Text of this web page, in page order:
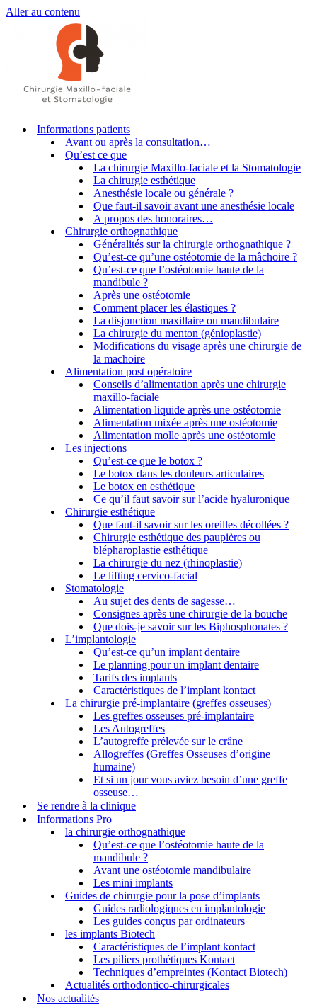
Aller au contenu
Informations patients
Avant ou après la consultation…
Qu’est ce que
La chirurgie Maxillo-faciale et la Stomatologie
La chirurgie esthétique
Anesthésie locale ou générale ?
Que faut-il savoir avant une anesthésie locale
A propos des honoraires…
Chirurgie orthognathique
Généralités sur la chirurgie orthognathique ?
Qu’est-ce qu’une ostéotomie de la mâchoire ?
Qu’est-ce que l’ostéotomie haute de la
mandibule ?
Après une ostéotomie
Comment placer les élastiques ?
La disjonction maxillaire ou mandibulaire
La chirurgie du menton (génioplastie)
Modifications du visage après une chirurgie de
la machoire
Alimentation post opératoire
Conseils d’alimentation après une chirurgie
maxillo-faciale
Alimentation liquide après une ostéotomie
Alimentation mixée après une ostéotomie
Alimentation molle après une ostéotomie
Les injections
Qu’est-ce que le botox ?
Le botox dans les douleurs articulaires
Le botox en esthétique
Ce qu’il faut savoir sur l’acide hyaluronique
Chirurgie esthétique
Que faut-il savoir sur les oreilles décollées ?
Chirurgie esthétique des paupières ou
blépharoplastie esthétique
La chirurgie du nez (rhinoplastie)
Le lifting cervico-facial
Stomatologie
Au sujet des dents de sagesse…
Consignes après une chirurgie de la bouche
Que dois-je savoir sur les Biphosphonates ?
L’implantologie
Qu’est-ce qu’un implant dentaire
Le planning pour un implant dentaire
Tarifs des implants
Caractéristiques de l’implant kontact
La chirurgie pré-implantaire (greffes osseuses)
Les greffes osseuses pré-implantaire
Les Autogreffes
L’autogreffe prélevée sur le crâne
Allogreffes (Greffes Osseuses d’origine
humaine)
Et si un jour vous aviez besoin d’une greffe
osseuse…
Se rendre à la clinique
Informations Pro
la chirurgie orthognathique
Qu’est-ce que l’ostéotomie haute de la
mandibule ?
Avant une ostéotomie mandibulaire
Les mini implants
Guides de chirurgie pour la pose d’implants
Guides radiologiques en implantologie
Les guides conçus par ordinateurs
les implants Biotech
Caractéristiques de l’implant kontact
Les piliers prothétiques Kontact
Techniques d’empreintes (Kontact Biotech)
Actualités orthodontico-chirurgicales
Nos actualités